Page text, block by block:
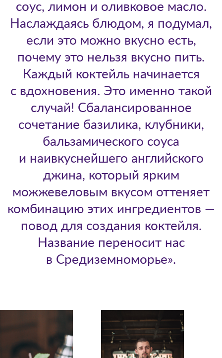
соус, лимон и оливковое масло.
Наслаждаясь блюдом, я подумал,
если это можно вкусно есть,
почему это нельзя вкусно пить.
Каждый коктейль начинается
с вдохновения. Это именно такой
случай! Сбалансированное
сочетание базилика, клубники,
бальзамического соуса
и наивкуснейшего английского
джина, который ярким
можжевеловым вкусом оттеняет
комбинацию этих ингредиентов —
повод для создания коктейля.
Название переносит нас
в Средиземноморье».